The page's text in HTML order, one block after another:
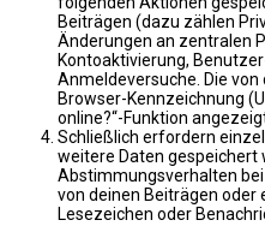
Beiträgen (dazu zählen
Änderungen an zentralen
Kontoaktivierung,
Anmeldeversuche. Die
Browser-Kennzeichnung
online?“-Funktion
Schließlich erfordern
weitere Daten gespeichert
Abstimmungsverhalten
von deinen Beiträgen oder
Lesezeichen oder